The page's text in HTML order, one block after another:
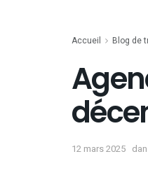
Accueil Blog de
12 mars 2025